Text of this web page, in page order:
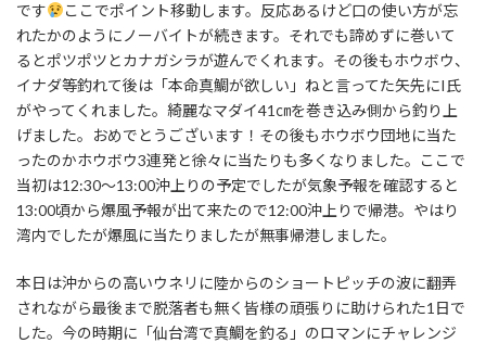
です
ここでポイント移動します。反応あるけど口の使い方が忘
れたかのようにノーバイトが続きます。それでも諦めずに巻いて
るとポツポツとカナガシラが遊んでくれます。その後もホウボウ、
イナダ等釣れて後は「本命真鯛が欲しい」ねと言ってた矢先にI氏
がやってくれました。綺麗なマダイ41㎝を巻き込み側から釣り上
げました。おめでとうございます！その後もホウボウ団地に当た
ったのかホウボウ3連発と徐々に当たりも多くなりました。ここで
当初は12:30～13:00沖上りの予定でしたが気象予報を確認すると
13:00頃から爆風予報が出て来たので12:00沖上りで帰港。やはり
湾内でしたが爆風に当たりましたが無事帰港しました。
本日は沖からの高いウネリに陸からのショートピッチの波に翻弄
されながら最後まで脱落者も無く皆様の頑張りに助けられた1日で
した。今の時期に「仙台湾で真鯛を釣る」のロマンにチャレンジ